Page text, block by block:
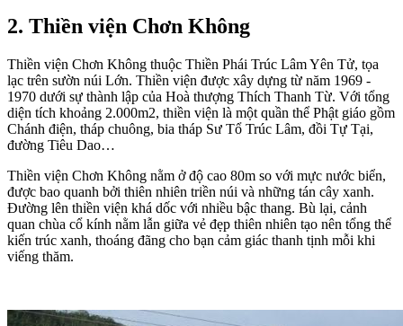
2. Thiền viện Chơn Không
Thiền viện Chơn Không thuộc Thiền Phái Trúc Lâm Yên Tử, tọa
lạc trên sườn núi Lớn. Thiền viện được xây dựng từ năm 1969 -
1970 dưới sự thành lập của Hoà thượng Thích Thanh Từ. Với tổng
diện tích khoảng 2.000m2, thiền viện là một quần thể Phật giáo gồm
Chánh điện, tháp chuông, bia tháp Sư Tổ Trúc Lâm, đồi Tự Tại,
đường Tiêu Dao…
Thiền viện Chơn Không nằm ở độ cao 80m so với mực nước biển,
được bao quanh bởi thiên nhiên triền núi và những tán cây xanh.
Đường lên thiền viện khá dốc với nhiều bậc thang. Bù lại, cảnh
quan chùa cổ kính nằm lẫn giữa vẻ đẹp thiên nhiên tạo nên tổng thể
kiến trúc xanh, thoáng đãng cho bạn cảm giác thanh tịnh mỗi khi
viếng thăm.